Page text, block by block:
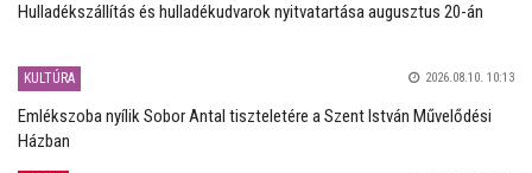
Hulladékszállítás és hulladékudvarok nyitvatartása augusztus 20-án
KULTÚRA 2026.08.10. 10:13
Emlékszoba nyílik Sobor Antal tiszteletére a Szent István Művelődési
Házban